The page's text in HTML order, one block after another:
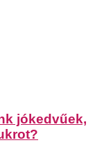
jókedvűek,